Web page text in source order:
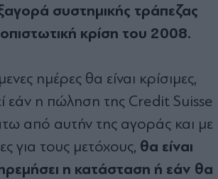
συστημικής τράπεζας
κρίση του 2008.
ημέρες θα είναι κρίσιμες,
εάν η πώληση της Credit Suisse
από αυτήν της αγοράς και με
για τους μετόχους, θα είναι
η κατάσταση ή εάν θα